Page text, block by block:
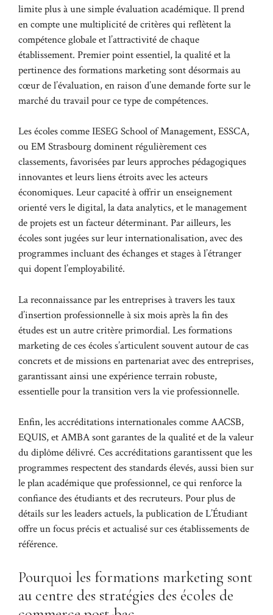
limite plus à une simple évaluation académique. Il prend
en compte une multiplicité de critères qui reflètent la
compétence globale et l’attractivité de chaque
établissement. Premier point essentiel, la qualité et la
pertinence des formations marketing sont désormais au
cœur de l’évaluation, en raison d’une demande forte sur le
marché du travail pour ce type de compétences.
Les écoles comme IESEG School of Management, ESSCA,
ou EM Strasbourg dominent régulièrement ces
classements, favorisées par leurs approches pédagogiques
innovantes et leurs liens étroits avec les acteurs
économiques. Leur capacité à offrir un enseignement
orienté vers le digital, la data analytics, et le management
de projets est un facteur déterminant. Par ailleurs, les
écoles sont jugées sur leur internationalisation, avec des
programmes incluant des échanges et stages à l’étranger
qui dopent l’employabilité.
La reconnaissance par les entreprises à travers les taux
d’insertion professionnelle à six mois après la fin des
études est un autre critère primordial. Les formations
marketing de ces écoles s’articulent souvent autour de cas
concrets et de missions en partenariat avec des entreprises,
garantissant ainsi une expérience terrain robuste,
essentielle pour la transition vers la vie professionnelle.
Enfin, les accréditations internationales comme AACSB,
EQUIS, et AMBA sont garantes de la qualité et de la valeur
du diplôme délivré. Ces accréditations garantissent que les
programmes respectent des standards élevés, aussi bien sur
le plan académique que professionnel, ce qui renforce la
confiance des étudiants et des recruteurs. Pour plus de
détails sur les leaders actuels,la publication de L’Étudiant
offre un focus précis et actualisé sur ces établissements de
référence.
Pourquoi les formations marketing sont
au centre des stratégies des écoles de